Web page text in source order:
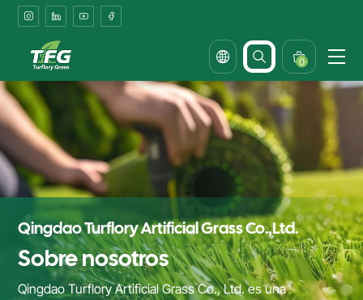
About
Turflory:
Your
Trusted
Artificial
Grass
Partner
0
Qingdao Turflory Artificial Grass Co.,Ltd.
Sobre nosotros
Qingdao Turflory Artificial Grass Co., Ltd. es una